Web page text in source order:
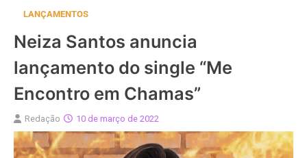
LANÇAMENTOS
Neiza Santos anuncia
lançamento do single “Me
Encontro em Chamas”
Redação 10 de março de 2022